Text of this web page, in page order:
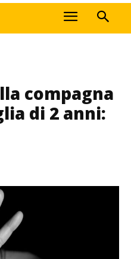
compagna
di 2 anni: